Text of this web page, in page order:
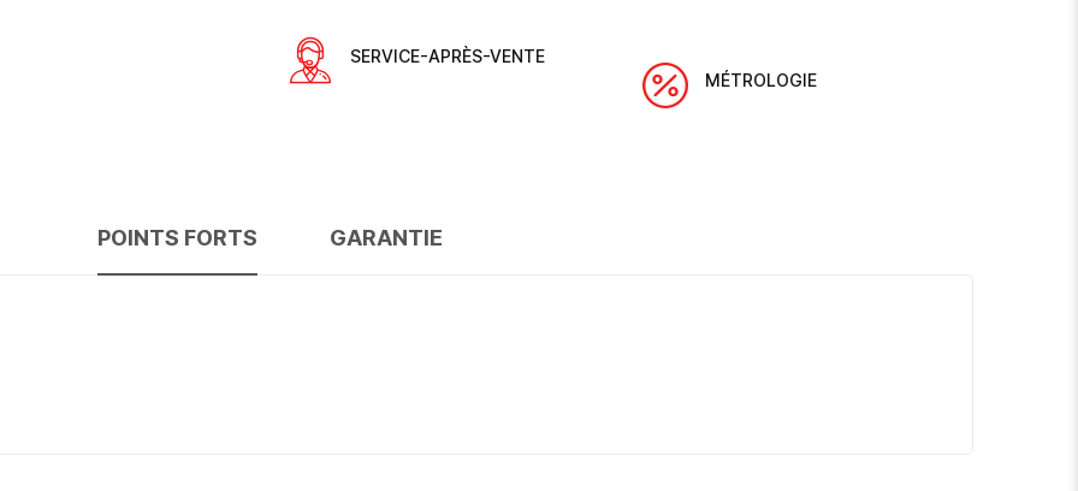
SERVICE-APRÈS-VENTE
MÉTROLOGIE
POINTS FORTS GARANTIE